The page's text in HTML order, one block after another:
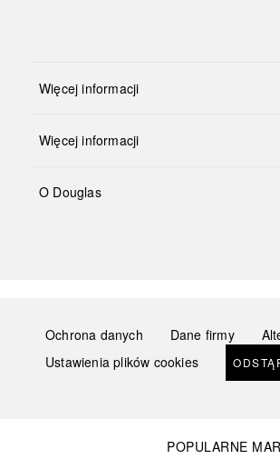
Więcej informacji
Więcej informacji
O Douglas
Ochrona danych Dane firmy
Ustawienia plików cookies
POPULARNE